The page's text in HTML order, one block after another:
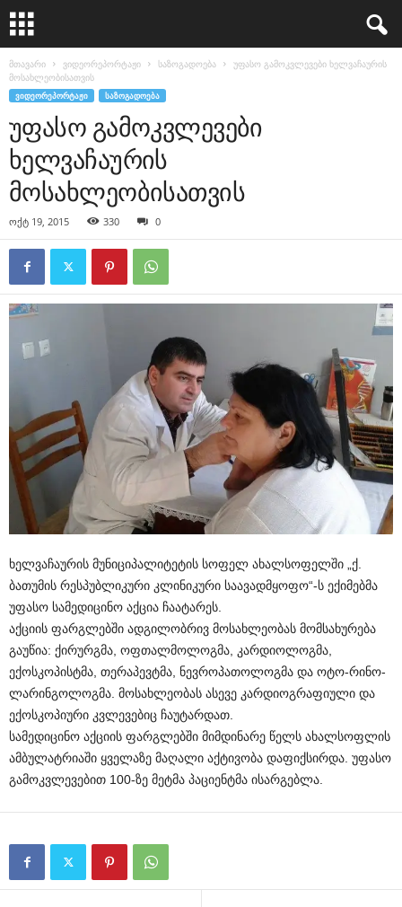
მთავარი ვიდეორეპორტაჟი საზოგადოება
უფასო გამოკვლევები ხელვაჩაურის
მოსახლეობისათვის
ᲕᲘᲓᲔᲝᲠᲔᲞᲝᲠᲢᲐᲟᲘ ᲡᲐᲖᲝᲒᲐᲓᲝᲔᲑᲐ
უფასო გამოკვლევები
ხელვაჩაურის
მოსახლეობისათვის
ოქტ 19, 2015 330 0
ხელვაჩაურის მუნიციპალიტეტის სოფელ ახალსოფელში „ქ.
ბათუმის რესპუბლიკური კლინიკური საავადმყოფო“-ს ექიმებმა
უფასო სამედიცინო აქცია ჩაატარეს.
აქციის ფარგლებში ადგილობრივ მოსახლეობას მომსახურება
გაუწია: ქირურგმა, ოფთალმოლოგმა, კარდიოლოგმა,
ექოსკოპისტმა, თერაპევტმა, ნევროპათოლოგმა და ოტო-რინო-
ლარინგოლოგმა. მოსახლეობას ასევე კარდიოგრაფიული და
ექოსკოპიური კვლევებიც ჩაუტარდათ.
სამედიცინო აქციის ფარგლებში მიმდინარე წელს ახალსოფლის
ამბულატრიაში ყველაზე მაღალი აქტივობა დაფიქსირდა. უფასო
გამოკვლევებით 100-ზე მეტმა პაციენტმა ისარგებლა.